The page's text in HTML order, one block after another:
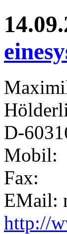
D-
Mobil:
Fax:
EMail:
http://